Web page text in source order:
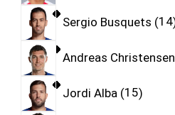
Sergio Busquets 14
Andreas Christensen
Jordi Alba 15